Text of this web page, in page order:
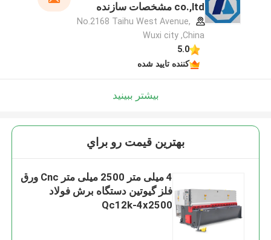
co.,ltd مشخصات سازنده
No.2168 Taihu West Avenue,
Wuxi city ,China
5.0
کننده تایید شده
بیشتر ببینید
بهترين قيمت رو براي
4 میلی متر 2500 میلی متر Cnc ورق
فلز گیوتین دستگاه برش فولاد
Qc12k-4x2500